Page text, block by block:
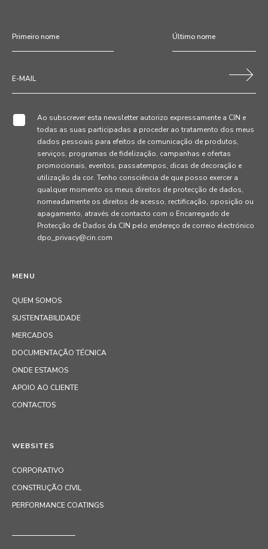
MENU
QUEM SOMOS
SUSTENTABILIDADE
MERCADOS
DOCUMENTAÇÃO TÉCNICA
ONDE ESTAMOS
APOIO AO CLIENTE
CONTACTOS
Ao subscrever esta newsletter autorizo expressamente a CIN e
todas as suas participadas a proceder ao tratamento dos meus
dados pessoais para efeitos de comunicação de produtos,
serviços, programas de fidelização, campanhas e ofertas
promocionais, eventos, passatempos, dicas de decoração e
utilização da cor. Tenho consciência de que posso exercer a
qualquer momento os meus direitos de protecção de dados,
nomeadamente os direitos de acesso, rectificação, oposição ou
apagamento, através de contacto com o Encarregado de
Protecção de Dados da CIN pelo endereço de correio electrónico
dpo_privacy@cin.com
WEBSITES
CORPORATIVO
CONSTRUÇÃO CIVIL
PERFORMANCE COATINGS